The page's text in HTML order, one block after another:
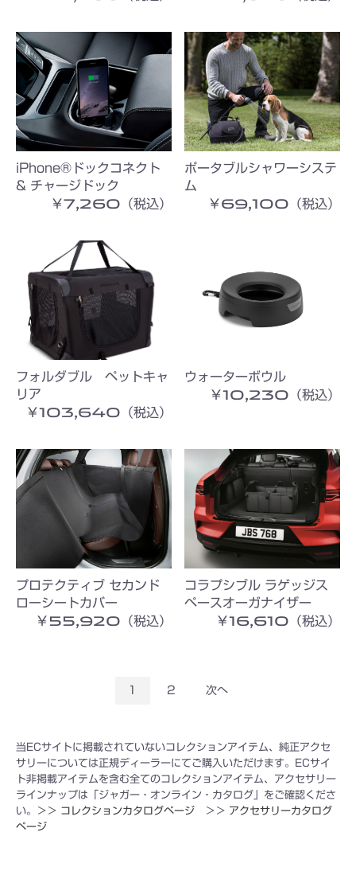
iPhone®ドックコネクト
& チャージドック
￥7,260（税込）
ポータブルシャワーシステ
ム
￥69,100（税込）
フォルダブル ペットキャ
リア
￥103,640（税込）
ウォーターボウル
￥10,230（税込）
プロテクティブ セカンド
ローシートカバー
￥55,920（税込）
コラプシブル ラゲッジス
ペースオーガナイザー
￥16,610（税込）
お買い物を続ける カートへ進む
1 2 次へ
当ECサイトに掲載されていないコレクションアイテム、純正アクセ
サリーについては正規ディーラーにてご購入いただけます。ECサイ
ト非掲載アイテムを含む全てのコレクションアイテム、アクセサリー
ラインナップは「ジャガー・オンライン・カタログ」をご確認くださ
い。＞＞ コレクションカタログページ ＞＞ アクセサリーカタログ
ページ